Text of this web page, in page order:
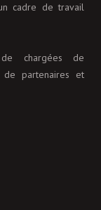
cadre de travail
chargées de
de partenaires et